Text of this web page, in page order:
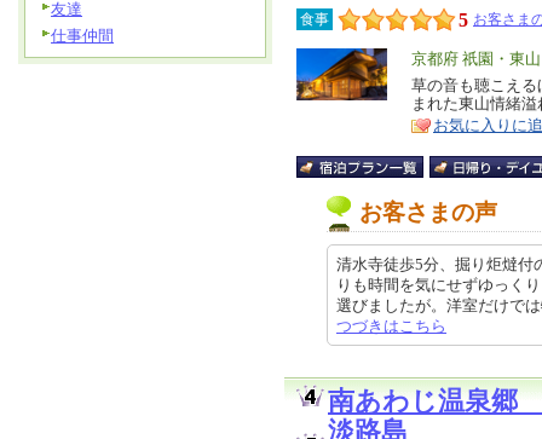
食事 5 お客さま
エ
リ
ア
京都府 祇園・東
特
徴
草の音も聴こえ
まれた東山情緒
お気に入りに
お客さまの声
清水寺徒歩5分、掘り炬燵付
りも時間を気にせずゆっく
選びましたが。洋室だけで
つづきはこちら
南あわじ温泉
淡路島
友達
仕事仲間